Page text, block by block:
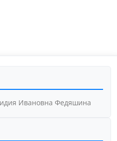
Ивановна Федяшина